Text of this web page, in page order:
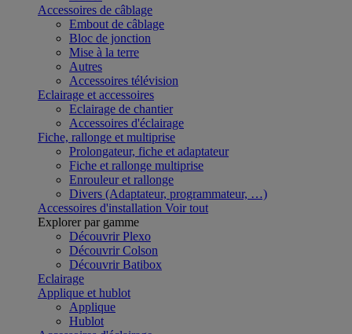
Accessoires de câblage
Embout de câblage
Bloc de jonction
Mise à la terre
Autres
Accessoires télévision
Eclairage et accessoires
Eclairage de chantier
Accessoires d'éclairage
Fiche, rallonge et multiprise
Prolongateur, fiche et adaptateur
Fiche et rallonge multiprise
Enrouleur et rallonge
Divers (Adaptateur, programmateur, …)
Accessoires d'installation Voir tout
Explorer par gamme
Découvrir Plexo
Découvrir Colson
Découvrir Batibox
Eclairage
Applique et hublot
Applique
Hublot